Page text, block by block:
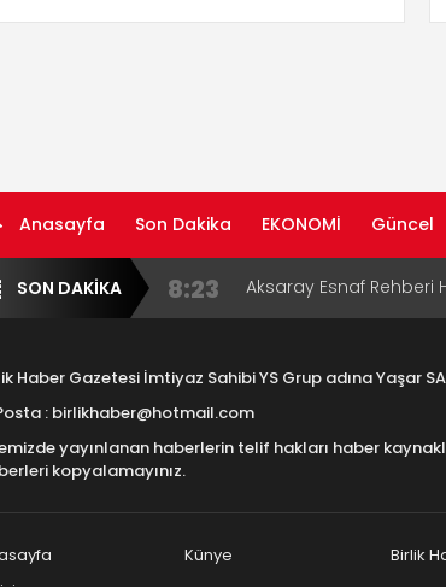
Anasayfa Son Dakika EKONOMİ Güncel
Yazarlar Diğer
SON DAKİKA 8:23 Aksaray Esnaf Rehberi
Haber Platformu
13:33 Taşımacılıkta Dijital
17:15
Aramalarında Öne
Haber Gazetesi İmtiyaz Sahibi YS Grup adına Yaşar
: birlikhaber@hotmail.com
yayınlanan haberlerin telif hakları haber
kopyalamayınız.
Künye
Birlik